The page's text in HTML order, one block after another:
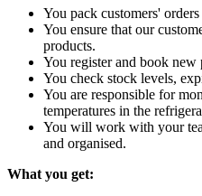
You pack customers'
You ensure that our
products.
You register and book new
You check stock levels,
You are responsible for
temperatures in the
You will work with your
and organised.
What you get: